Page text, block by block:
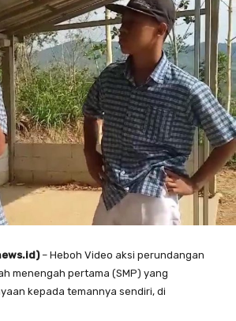
– Heboh Video aksi perundangan
menengah pertama (SMP) yang
kepada temannya sendiri, di